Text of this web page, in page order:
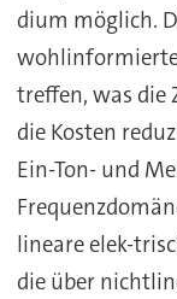
dium möglich.
wohlinformierte
treffen, was die
die Kosten
Ein-Ton- und
lineare elek-
die über